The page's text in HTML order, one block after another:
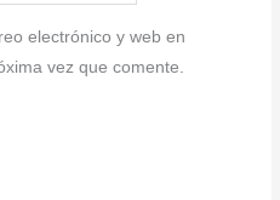
electrónico y web en
vez que comente.